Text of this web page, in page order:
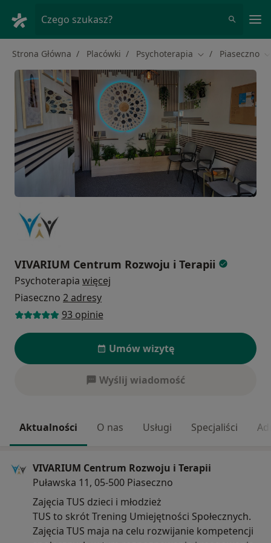
Czego szukasz?
Strona Główna Placówki Psychoterapia Zmień miasto
Piaseczno
VIVARIUM Centrum Rozwoju i Terapii
Psychoterapia więcej
Piaseczno 2 adresy
93 opinie
Umów wizytę
Wyślij wiadomość
Aktualności O nas Usługi Specjaliści
VIVARIUM Centrum Rozwoju i Terapii
Puławska 11, 05-500 Piaseczno
Zajęcia TUS dzieci i młodzież
TUS to skrót Trening Umiejętności Społecznych.
Zajęcia TUS maja na celu rozwijanie kompetencji